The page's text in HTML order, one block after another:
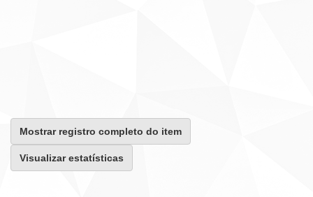
Mostrar registro completo do item
Visualizar estatísticas